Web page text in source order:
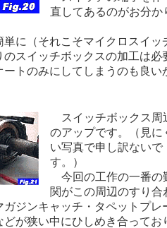
直してあるのがお分か
に（それこそマイクロスイッ
スイッチボックスの加工は必
トのみにしてしまうのも良い
スイッチボックス周
のアップです。（見に
い写真で申し訳ないで
す。）
今回の工作の一番の
関がこの周辺のすり合
ジンキャッチ・タペットプレ
が狭い中にひしめき合ってお